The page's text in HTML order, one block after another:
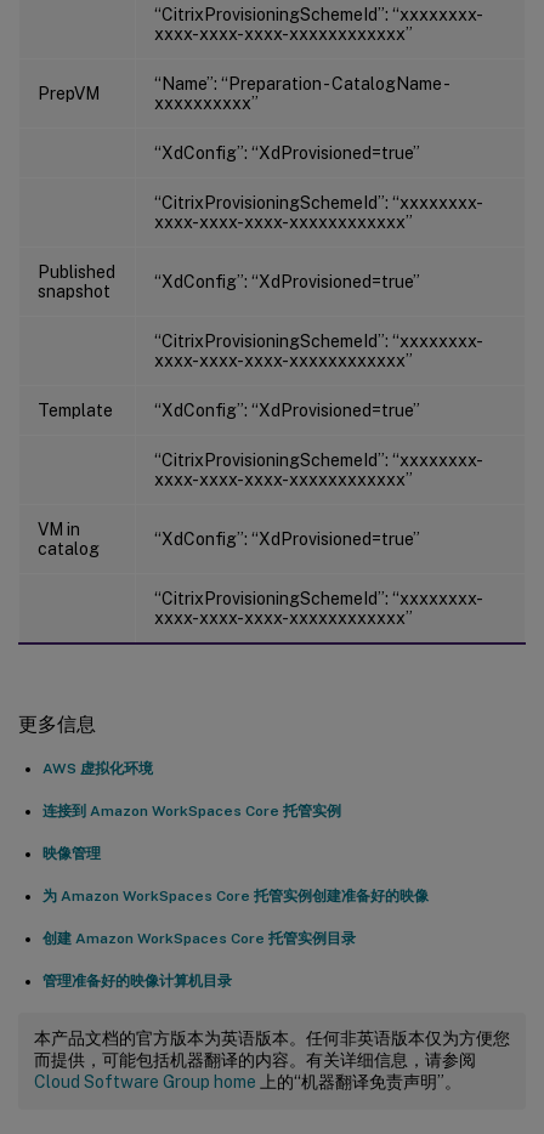
“CitrixProvisioningSchemeId”: “xxxxxxxx-
xxxx-xxxx-xxxx-xxxxxxxxxxxx”
PrepVM
“Name”: “Preparation - CatalogName -
xxxxxxxxxx”
“XdConfig”: “XdProvisioned=true”
“CitrixProvisioningSchemeId”: “xxxxxxxx-
xxxx-xxxx-xxxx-xxxxxxxxxxxx”
Published
snapshot
“XdConfig”: “XdProvisioned=true”
“CitrixProvisioningSchemeId”: “xxxxxxxx-
xxxx-xxxx-xxxx-xxxxxxxxxxxx”
Template “XdConfig”: “XdProvisioned=true”
“CitrixProvisioningSchemeId”: “xxxxxxxx-
xxxx-xxxx-xxxx-xxxxxxxxxxxx”
VM in
catalog
“XdConfig”: “XdProvisioned=true”
“CitrixProvisioningSchemeId”: “xxxxxxxx-
xxxx-xxxx-xxxx-xxxxxxxxxxxx”
更多信息
AWS 虚拟化环境
连接到 Amazon WorkSpaces Core 托管实例
映像管理
为 Amazon WorkSpaces Core 托管实例创建准备好的映像
创建 Amazon WorkSpaces Core 托管实例目录
管理准备好的映像计算机目录
本产品文档的官方版本为英语版本。任何非英语版本仅为方便您
而提供，可能包括机器翻译的内容。有关详细信息，请参阅
Cloud Software Group home 上的“机器翻译免责声明”。